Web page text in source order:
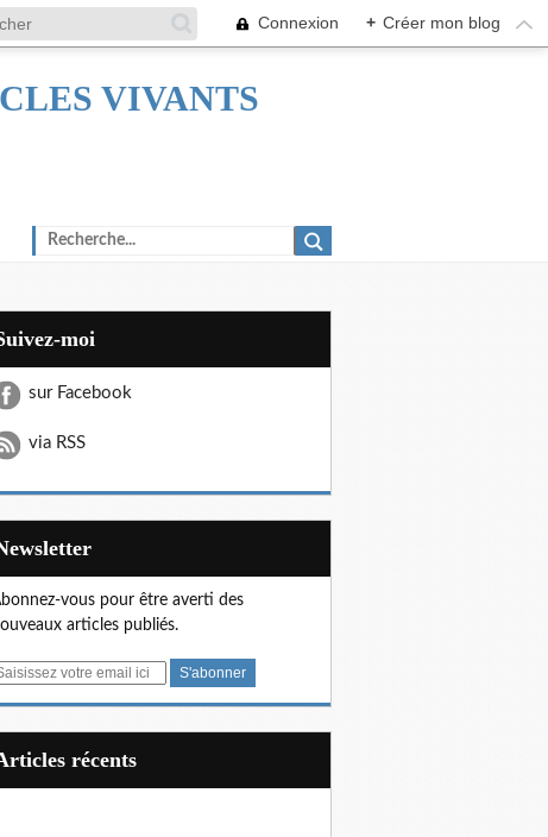
Connexion + Créer mon blog
VIVANTS
Suivez-moi
sur Facebook
via RSS
Newsletter
vous pour être averti des
articles publiés.
articles récents